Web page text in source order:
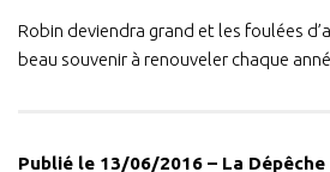
Robin deviendra grand et les foulées
beau souvenir à renouveler chaque
Publié le 13/06/2016 – La Dépêche